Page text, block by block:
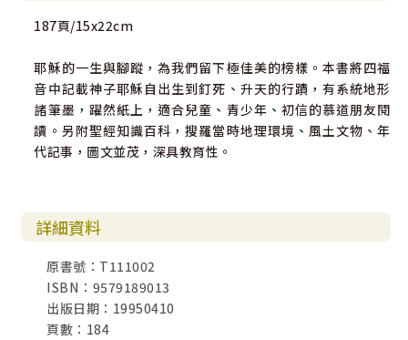
187頁/15x22cm
耶穌的一生與腳蹤，為我們留下極佳美的榜樣。本書將四福
音中記載神子耶穌自出生到釘死、升天的行蹟，有系統地形
諸筆墨，躍然紙上，適合兒童、青少年、初信的慕道朋友閱
讀。另附聖經知識百科，搜羅當時地理環境、風土文物、年
代記事，圖文並茂，深具教育性。
詳細資料
原書號：T111002
ISBN：9579189013
出版日期：19950410
頁數：184